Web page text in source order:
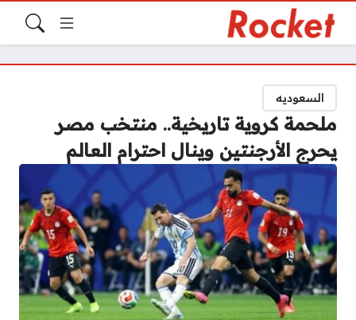
السعوديه
ملحمة كروية تاريخية.. منتخب مصر
يحرج الأرجنتين وينال احترام العالم